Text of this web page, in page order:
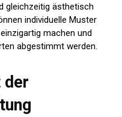
gleichzeitig ästhetisch
individuelle Muster
machen und
abgestimmt werden.
der